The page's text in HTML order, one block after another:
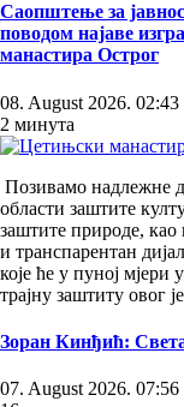
Саопштење за
поводом најаве
манастира Острог
08. August 2026. 02:43
2 минута
Позивамо надлежне
области заштите
заштите природе, као
и транспарентан
које ће у пуној мјери
трајну заштиту овог
Зоран Кинђић:
07. August 2026. 07:56